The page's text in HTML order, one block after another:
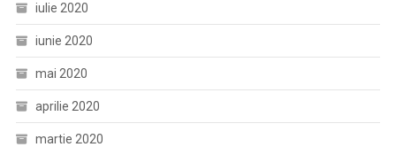
iulie 2020
iunie 2020
mai 2020
aprilie 2020
martie 2020